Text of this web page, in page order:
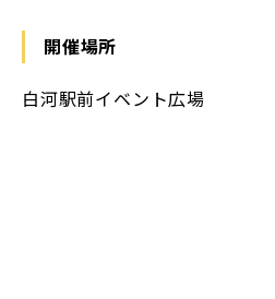
開催場所
白河駅前イベント広場